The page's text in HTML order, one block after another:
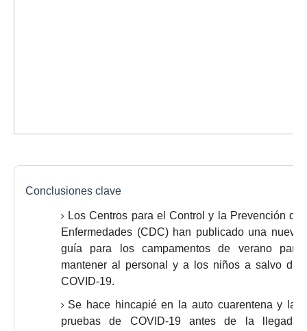
Conclusiones clave
Los Centros para el Control y la Prevención de
Enfermedades (CDC) han publicado una nueva
guía para los campamentos de verano para
mantener al personal y a los niños a salvo del
COVID-19.
Se hace hincapié en la auto cuarentena y las
pruebas de COVID-19 antes de la llegada,